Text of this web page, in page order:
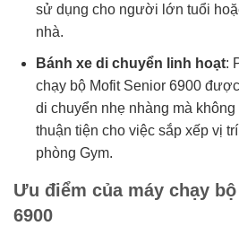
sử dụng cho người lớn tuổi
nhà.
Bánh xe di chuyển linh hoạt:
chạy bộ Mofit Senior 6900
di chuyển nhẹ nhàng mà
thuận tiện cho việc sắp xếp vị
phòng Gym.
Ưu điểm của máy chạy
6900